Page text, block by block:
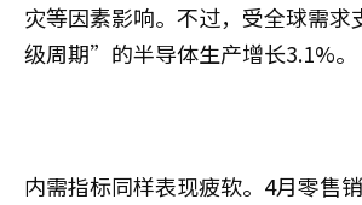
灾等因素影响。不过，受全球需
级周期”的半导体生产增长3.1%。
内需指标同样表现疲软。4月零售